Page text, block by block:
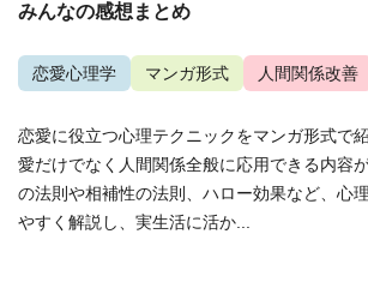
みんなの感想まとめ
恋愛心理学 マンガ形式 人間関係改善
恋愛に役立つ心理テクニックをマンガ形式で
愛だけでなく人間関係全般に応用できる内容
の法則や相補性の法則、ハロー効果など、心
やすく解説し、実生活に活か...